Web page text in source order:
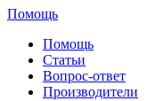
Помощь
Помощь
Статьи
Вопрос-ответ
Производители